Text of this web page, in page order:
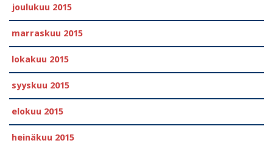
joulukuu 2015
marraskuu 2015
lokakuu 2015
syyskuu 2015
elokuu 2015
heinäkuu 2015